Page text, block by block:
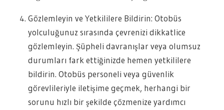
Gözlemleyin ve Yetkililere Bildirin: Otobüs
yolculuğunuz sırasında çevrenizi dikkatlice
gözlemleyin. Şüpheli davranışlar veya olumsuz
durumları fark ettiğinizde hemen yetkililere
bildirin. Otobüs personeli veya güvenlik
görevlileriyle iletişime geçmek, herhangi bir
sorunu hızlı bir şekilde çözmenize yardımcı